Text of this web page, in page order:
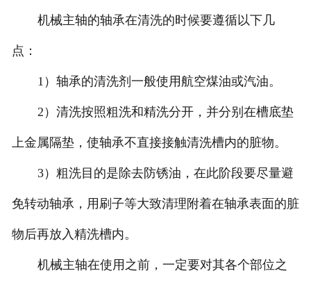
机械主轴的轴承在清洗的时候要遵循以下几
点：
1）轴承的清洗剂一般使用航空煤油或汽油。
2）清洗按照粗洗和精洗分开，并分别在槽底垫
上金属隔垫，使轴承不直接接触清洗槽内的脏物。
3）粗洗目的是除去防锈油，在此阶段要尽量避
免转动轴承，用刷子等大致清理附着在轴承表面的脏
物后再放入精洗槽内。
机械主轴在使用之前，一定要对其各个部位之